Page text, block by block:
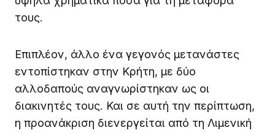
τους.
Επιπλέον, άλλο ένα γεγονός μετανάστες
εντοπίστηκαν στην Κρήτη, με δύο
αλλοδαπούς αναγνωρίστηκαν ως οι
διακινητές τους. Και σε αυτή την περίπτωση,
η προανάκριση διενεργείται από τη Λιμενική